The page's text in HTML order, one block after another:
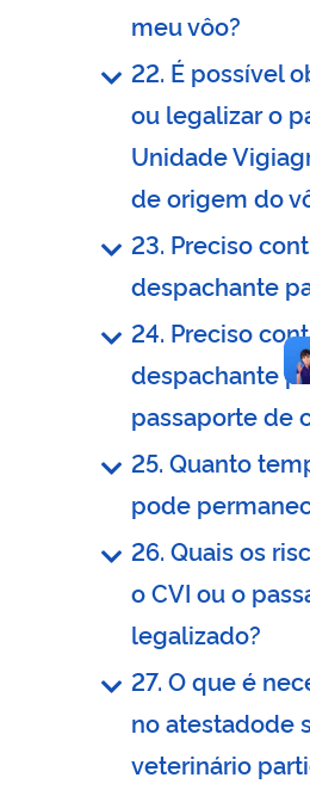
meu vôo?
22. É possível
ou legalizar o
Unidade
de origem do
23. Preciso
despachante
24. Preciso
despachante
passaporte de
25. Quanto
pode
26. Quais os
o CVI ou o
legalizado?
27. O que é
no atestadode
veterinário